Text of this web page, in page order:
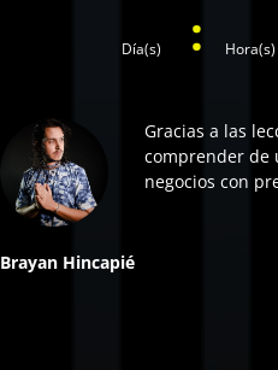
Día(s) : Hora(s)
Gracias a las
comprender de
negocios con
Brayan Hincapié